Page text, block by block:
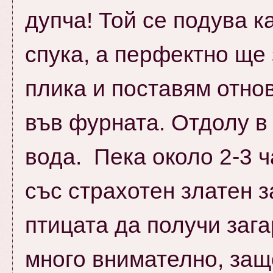
дупча! Той се подува
спука, а перфектно
плика и поставям
във фурната. Отдолу в
вода. Пека около 2-3
със страхотен златен
птицата да получи
много внимателно,